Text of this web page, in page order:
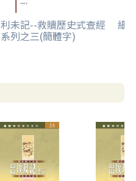
利未記--救贖歷史式查經
系列之三(簡體字)
細